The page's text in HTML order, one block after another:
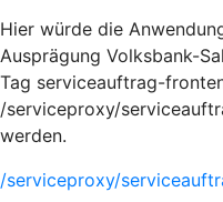
Hier würde die
Ausprägung Volksbank-
Tag serviceauftrag-
/serviceproxy/
werden.
/serviceproxy/